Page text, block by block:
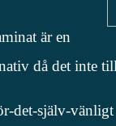
är en
då det inte
det-själv-